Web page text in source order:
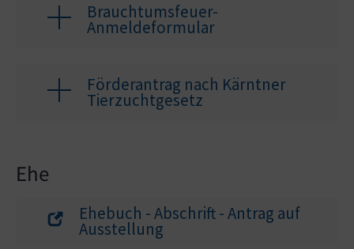
Brauchtumsfeuer-
Anmeldeformular
Förderantrag nach Kärntner
Tierzuchtgesetz
Ehe
Ehebuch - Abschrift - Antrag auf
Ausstellung